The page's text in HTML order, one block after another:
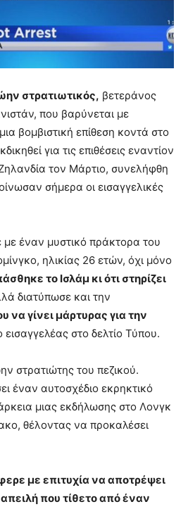
στρατιωτικός, βετεράνος
που βαρύνεται με
βομβιστική επίθεση κοντά στο
για τις επιθέσεις εναντίον
τον Μάρτιο, συνελήφθη
σήμερα οι εισαγγελικές
με έναν μυστικό πράκτορα του
ηλικίας 26 ετών, όχι μόνο
το Ισλάμ κι ότι στηρίζει
διατύπωσε και την
να γίνει μάρτυρας για την
εισαγγελέας στο δελτίο Τύπου.
στρατιώτης του πεζικού.
έναν αυτοσχέδιο εκρηκτικό
μιας εκδήλωσης στο Λονγκ
θέλοντας να προκαλέσει
με επιτυχία να αποτρέψει
που τίθετο από έναν